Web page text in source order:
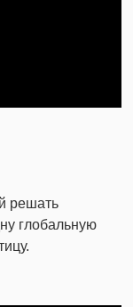
решать
глобальную